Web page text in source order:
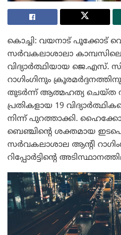
കൊച്ചി: വയനാട് പൂക്കോട്
സർവകലാശാലാ
വിദ്യാർത്ഥിയായ ജെ.എസ്.
റാഗിംഗിനും
തുടർന്ന് ആത്മഹത്യ ചെയ്ത
പ്രതികളായ 19
നിന്ന് പുറത്താക്കി.
ബെഞ്ചിന്റെ ശക്തമായ
സർവകലാശാല ആന്റി റാഗിംഗ്
റിപ്പോർട്ടിന്റെ